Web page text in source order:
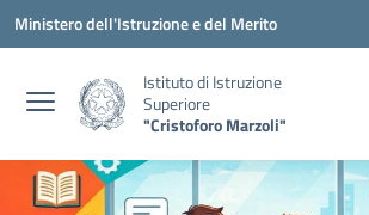
Vai ai contenuti
Vai al menu di navigazione
Vai al footer
Ministero dell'Istruzione e del Merito
Istituto di Istruzione
Superiore
"Cristoforo Marzoli"